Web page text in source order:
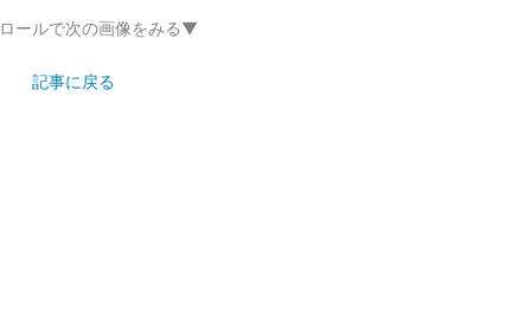
ールで次の画像をみる▼
記事に戻る